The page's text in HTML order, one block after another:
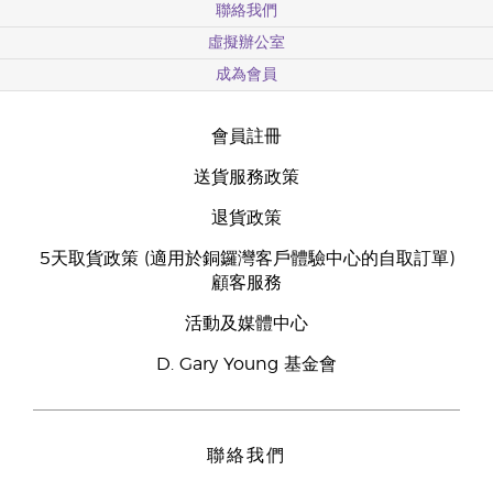
聯絡我們
虛擬辦公室
成為會員
會員註冊
送貨服務政策
退貨政策
5天取貨政策 (適用於銅鑼灣客戶體驗中心的自取訂單)
顧客服務
活動及媒體中心
D. Gary Young 基金會
聯絡我們